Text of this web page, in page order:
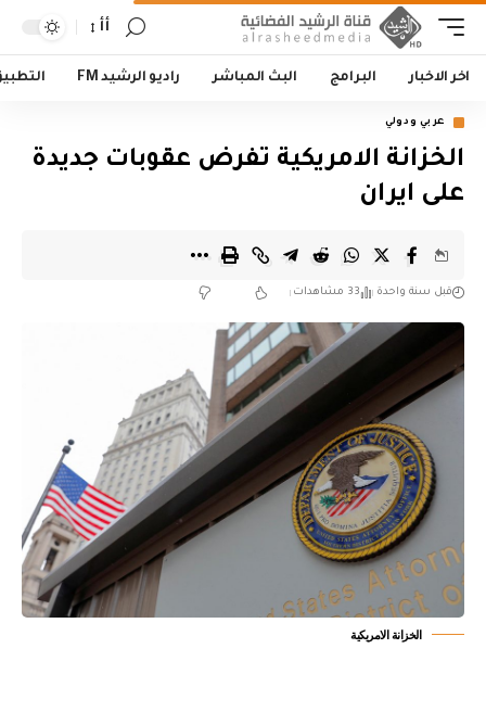
أأ
اخر الاخبار البرامج البث المباشر راديو الرشيد FM
عربي ودولي
الخزانة الامريكية تفرض عقوبات جديدة
على ايران
قبل سنة واحدة 33 مشاهدات
الخزانة الامريكية